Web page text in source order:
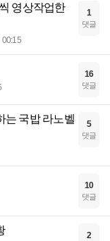
영상작업한
00:15
1
댓글
16
댓글
는 국밥 라노벨
5
댓글
10
댓글
2